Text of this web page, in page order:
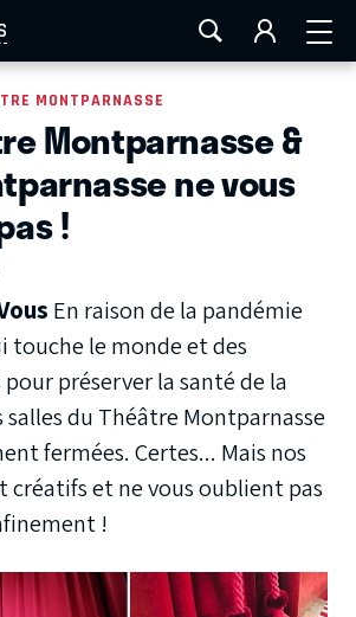
LA ROCHELLE
MONTPARNASSE
Montparnasse &
ne vous
!
En raison de la pandémie
touche le monde et des
préserver la santé de la
du Théâtre Montparnasse
fermées. Certes... Mais nos
et ne vous oublient pas
!